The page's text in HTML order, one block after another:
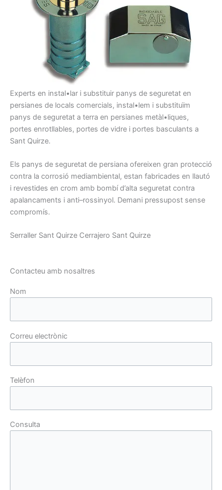
Experts en instal•lar i substituir panys de seguretat en
persianes de locals comercials, instal•lem i substituïm
panys de seguretat a terra en persianes metàl•liques,
portes enrotllables, portes de vidre i portes basculants a
Sant Quirze.
Els panys de seguretat de persiana ofereixen gran protecció
contra la corrosió mediambiental, estan fabricades en llautó
i revestides en crom amb bombí d’alta seguretat contra
apalancaments i anti–rossinyol. Demani pressupost sense
compromís.
Serraller Sant Quirze Cerrajero Sant Quirze
Contacteu amb nosaltres
Nom
Correu electrònic
Telèfon
Consulta